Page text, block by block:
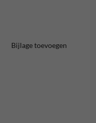
Bijlage toevoegen